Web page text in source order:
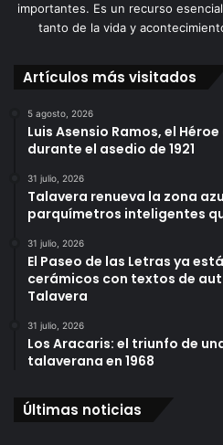
importantes. Es un recurso
tanto de la vida y
Artículos más visitados
5 agosto, 2026
Luis Asensio Ramos, el
durante el asedio de 1921
31 julio, 2026
Talavera renueva la zona
parquímetros inteligentes
31 julio, 2026
El Paseo de las Letras ya
cerámicos con textos de
Talavera
31 julio, 2026
Los Aracaris: el triunfo de
talaverana en 1968
Últimas noticias